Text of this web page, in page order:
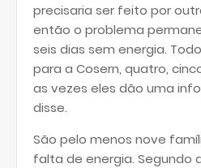
precisaria ser feito por
então o problema
seis dias sem energia.
para a Cosern, quatro,
as vezes eles dão uma
disse.
São pelo menos nove
falta de energia. Segundo